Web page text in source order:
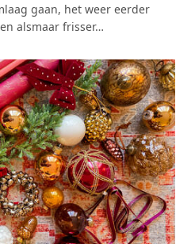
gaan, het weer eerder
alsmaar frisser…